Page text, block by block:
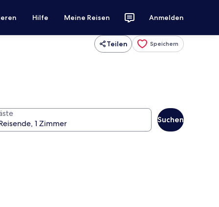
Hilfe Meine Reisen Anmelden
Teilen Speichern
Suchen